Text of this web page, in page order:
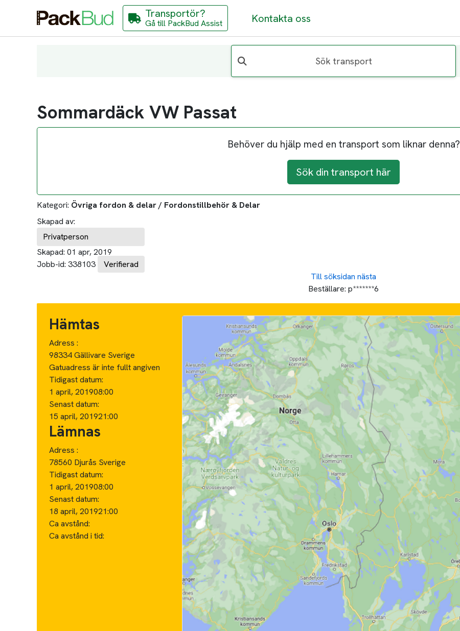
Transportör?
Gå till PackBud Assist Kontakta oss
Sök transport
Sommardäck VW Passat
Behöver du hjälp med en transport som liknar denna?
Sök din transport här
Kategori: Övriga fordon & delar / Fordonstillbehör & Delar
Skapad av:
Privatperson
Skapad: 01 apr, 2019
Jobb-id: 338103 Verifierad
Till söksidan nästa
Beställare: p*******6
Hämtas
Adress :
98334 Gällivare Sverige
Gatuadress är inte fullt angiven
Tidigast datum:
1 april, 201908:00
Senast datum:
15 april, 201921:00
Lämnas
Adress :
78560 Djurås Sverige
Tidigast datum:
1 april, 201908:00
Senast datum:
18 april, 201921:00
Ca avstånd:
Ca avstånd i tid: